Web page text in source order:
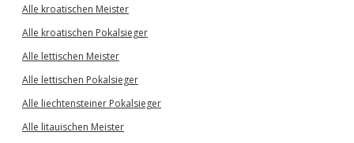
Alle kroatischen Meister
Alle kroatischen Pokalsieger
Alle lettischen Meister
Alle lettischen Pokalsieger
Alle liechtensteiner Pokalsieger
Alle litauischen Meister